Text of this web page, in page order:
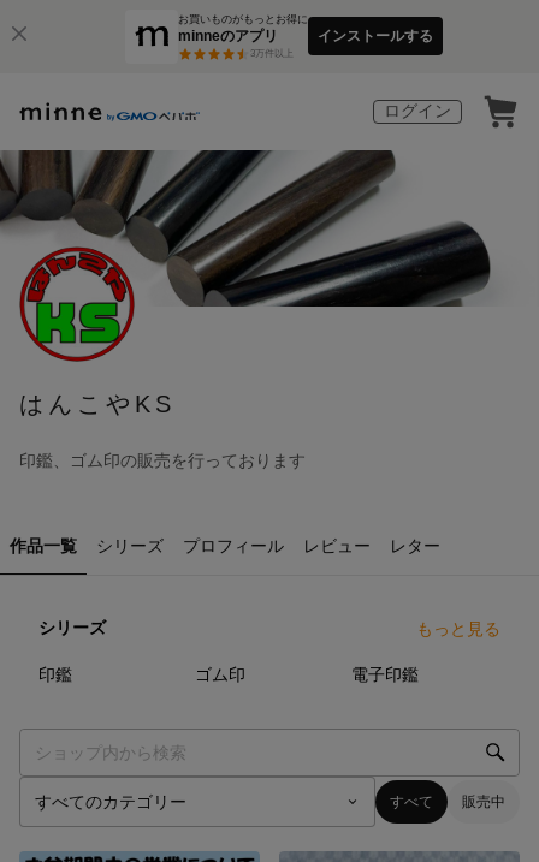
お買いものがもっとお得に
minneのアプリ
3万件以上
インストールする
ログイン
はんこやKS
印鑑、ゴム印の販売を行っております
作品一覧 シリーズ プロフィール レビュー レター
シリーズ もっと見る
印鑑 ゴム印 電子印鑑
すべて 販売中